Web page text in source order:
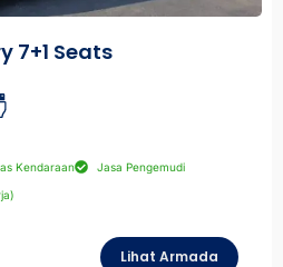
7+1 Seats
Kendaraan Jasa Pengemudi
Lihat Armada